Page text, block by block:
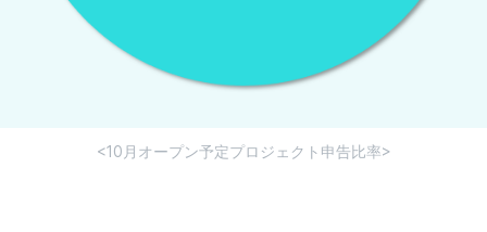
<10月オープン予定プロジェクト申告比率>